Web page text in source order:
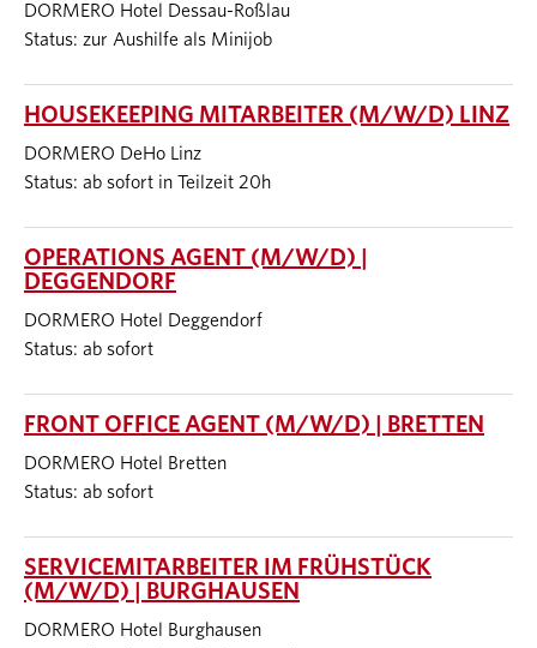
DORMERO Hotel Dessau-Roßlau
Status: zur Aushilfe als Minijob
HOUSEKEEPING MITARBEITER (M/W/D) LINZ
DORMERO DeHo Linz
Status: ab sofort in Teilzeit 20h
OPERATIONS AGENT (M/W/D) |
DEGGENDORF
DORMERO Hotel Deggendorf
Status: ab sofort
FRONT OFFICE AGENT (M/W/D) | BRETTEN
DORMERO Hotel Bretten
Status: ab sofort
SERVICEMITARBEITER IM FRÜHSTÜCK
(M/W/D) | BURGHAUSEN
DORMERO Hotel Burghausen